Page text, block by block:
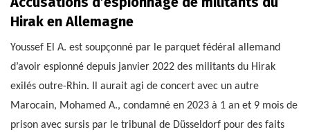
Hirak en Allemagne
Youssef El A. est soupçonné par le parquet fédéral allemand
d’avoir espionné depuis janvier 2022 des militants du Hirak
exilés outre-Rhin. Il aurait agi de concert avec un autre
Marocain, Mohamed A., condamné en 2023 à 1 an et 9 mois de
prison avec sursis par le tribunal de Düsseldorf pour des faits